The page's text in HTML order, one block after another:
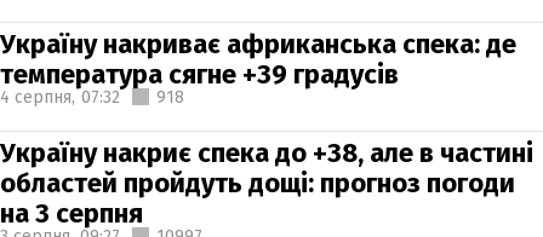
Україну накриває африканська спека: де
температура сягне +39 градусів
4 серпня, 07:32 918
Україну накриє спека до +38, але в частині
областей пройдуть дощі: прогноз погоди
на 3 серпня